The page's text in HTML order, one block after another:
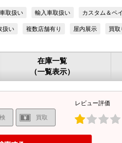
取扱い 輸入車取扱い カスタム＆ペ
扱い 複数店舗有り 屋内展示 買取
在庫一覧
（一覧表示）
買取
レビュー評価